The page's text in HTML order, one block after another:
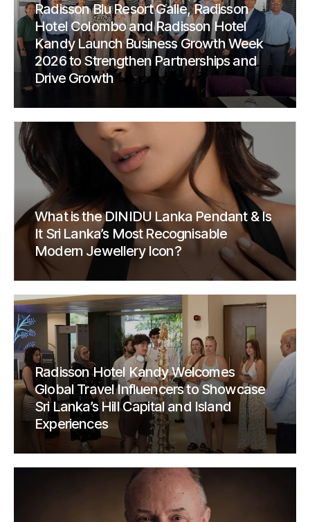
Radisson Blu Resort Galle, Radisson
Hotel Colombo and Radisson Hotel
Kandy Launch Business Growth Week
2026 to Strengthen Partnerships and
Drive Growth
What is the DINIDU Lanka Pendant & Is
It Sri Lanka’s Most Recognisable
Modern Jewellery Icon?
Radisson Hotel Kandy Welcomes
Global Travel Influencers to Showcase
Sri Lanka’s Hill Capital and Island
Experiences